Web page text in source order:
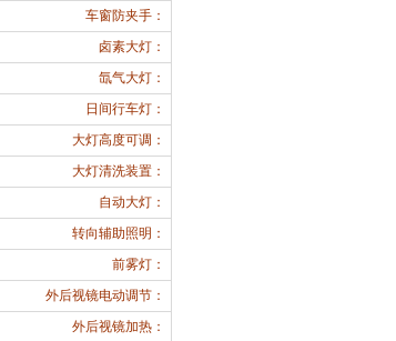
车窗防夹手：
卤素大灯：
氙气大灯：
日间行车灯：
大灯高度可调：
大灯清洗装置：
自动大灯：
转向辅助照明：
前雾灯：
外后视镜电动调节：
外后视镜加热：